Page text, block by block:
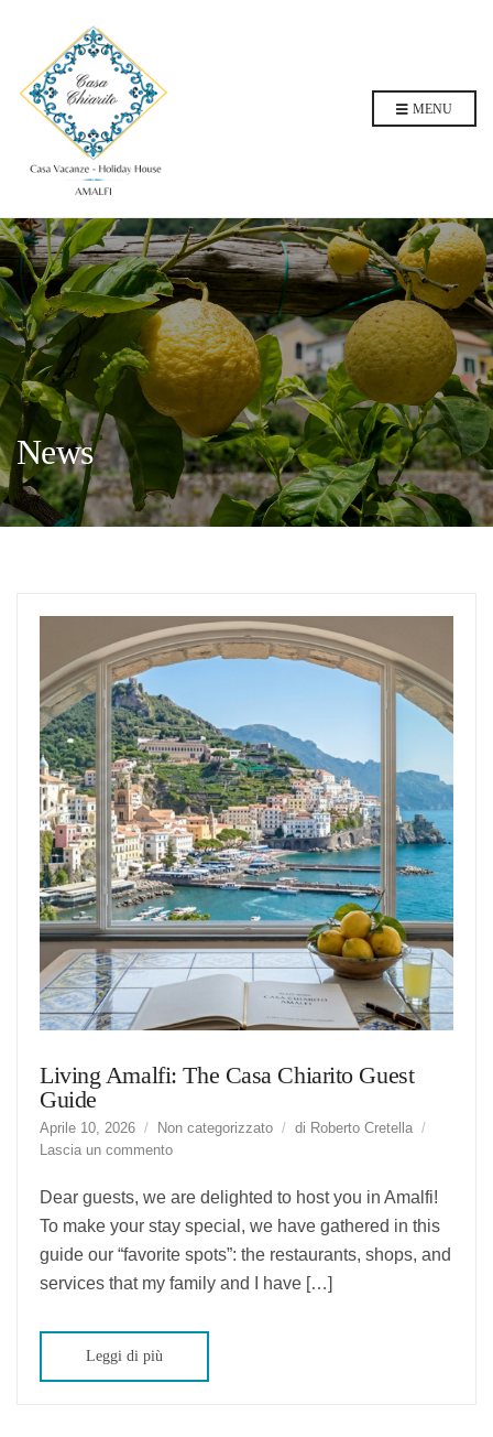
MENU
News
Living Amalfi: The Casa Chiarito Guest
Guide
Aprile 10, 2026 Non categorizzato di Roberto Cretella
Lascia un commentosuLiving
The
Chiarito
Guest
Guide
Dear guests, we are delighted to host you in Amalfi!
To make your stay special, we have gathered in this
guide our “favorite spots”: the restaurants, shops, and
services that my family and I have […]
Leggi di più